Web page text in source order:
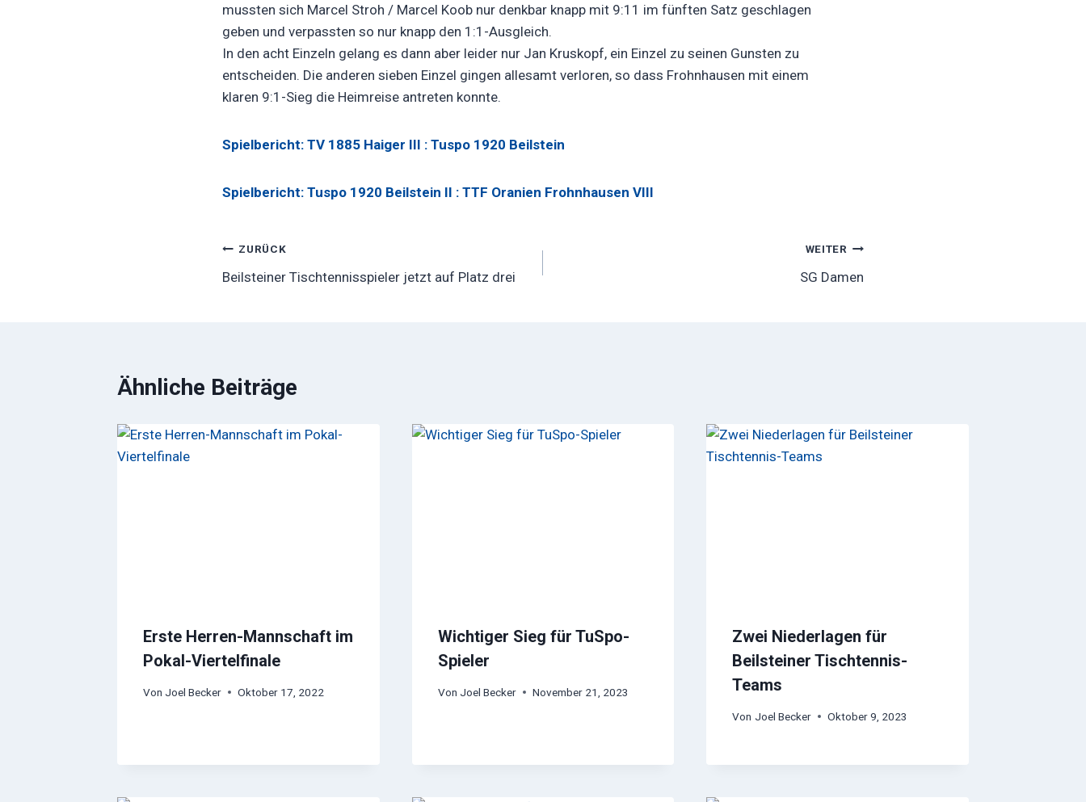
mussten sich Marcel Stroh / Marcel Koob nur denkbar knapp mit 9:11 im fünften Satz geschlagen
geben und verpassten so nur knapp den 1:1-Ausgleich.
In den acht Einzeln gelang es dann aber leider nur Jan Kruskopf, ein Einzel zu seinen Gunsten zu
entscheiden. Die anderen sieben Einzel gingen allesamt verloren, so dass Frohnhausen mit einem
klaren 9:1-Sieg die Heimreise antreten konnte.
Spielbericht: TV 1885 Haiger III : Tuspo 1920 Beilstein
Spielbericht: Tuspo 1920 Beilstein II : TTF Oranien Frohnhausen VIII
Beitragsnavigation
ZURÜCK
Beilsteiner Tischtennisspieler jetzt auf Platz drei
WEITER
SG Damen
Ähnliche Beiträge
Erste Herren-Mannschaft im
Pokal-Viertelfinale
Von Joel Becker Oktober 17, 2022
Wichtiger Sieg für TuSpo-
Spieler
Von Joel Becker November 21, 2023
Zwei Niederlagen für
Beilsteiner Tischtennis-
Teams
Von Joel Becker Oktober 9, 2023